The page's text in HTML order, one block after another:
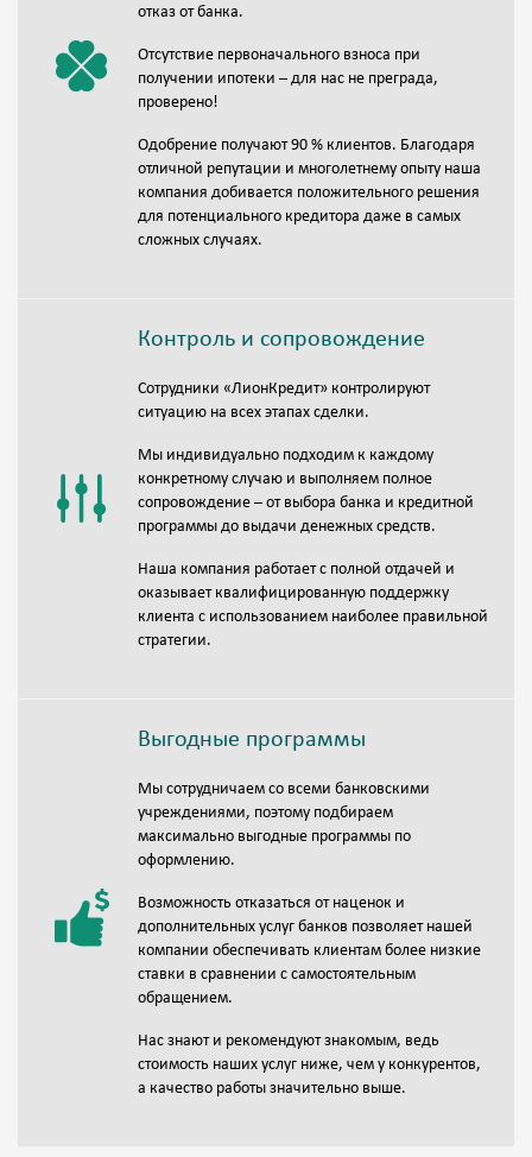
отказ от банка.
Отсутствие первоначального взноса при
получении ипотеки – для нас не преграда,
проверено!
Одобрение получают 90 % клиентов. Благодаря
отличной репутации и многолетнему опыту наша
компания добивается положительного решения
для потенциального кредитора даже в самых
сложных случаях.
Контроль и сопровождение
Сотрудники «ЛионКредит» контролируют
ситуацию на всех этапах сделки.
Мы индивидуально подходим к каждому
конкретному случаю и выполняем полное
сопровождение – от выбора банка и кредитной
программы до выдачи денежных средств.
Наша компания работает с полной отдачей и
оказывает квалифицированную поддержку
клиента с использованием наиболее правильной
стратегии.
Выгодные программы
Мы сотрудничаем со всеми банковскими
учреждениями, поэтому подбираем
максимально выгодные программы по
оформлению.
Возможность отказаться от наценок и
дополнительных услуг банков позволяет нашей
компании обеспечивать клиентам более низкие
ставки в сравнении с самостоятельным
обращением.
Нас знают и рекомендуют знакомым, ведь
стоимость наших услуг ниже, чем у конкурентов,
а качество работы значительно выше.